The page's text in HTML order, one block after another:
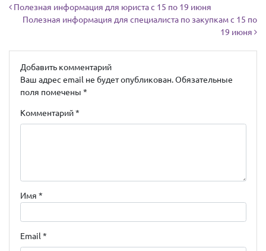
Навигация по записям
Полезная информация для юриста с 15 по 19 июня
Полезная информация для специалиста по закупкам с 15 по
19 июня
Добавить комментарий
Ваш адрес email не будет опубликован. Обязательные
поля помечены *
Комментарий*
Имя *
Email*